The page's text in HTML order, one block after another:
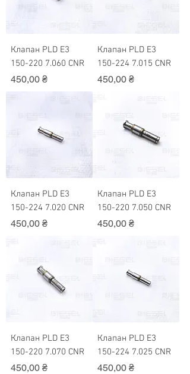
Клапан PLD Е3
150-220 7.060 CNR
Ціна
450,00 ₴
Клапан PLD Е3
150-224 7.015 CNR
Ціна
450,00 ₴
Клапан PLD Е3
150-224 7.020 CNR
Ціна
450,00 ₴
Клапан PLD Е3
150-220 7.050 CNR
Ціна
450,00 ₴
Клапан PLD Е3
150-220 7.070 CNR
Ціна
450,00 ₴
Клапан PLD Е3
150-224 7.025 CNR
Ціна
450,00 ₴